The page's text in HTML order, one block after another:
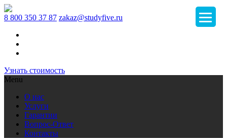
8 800 350 37 87 zakaz@studyfive.ru
Узнать стоимость
Menu
О нас
Услуги
Гарантии
Вопрос-Ответ
Контакты